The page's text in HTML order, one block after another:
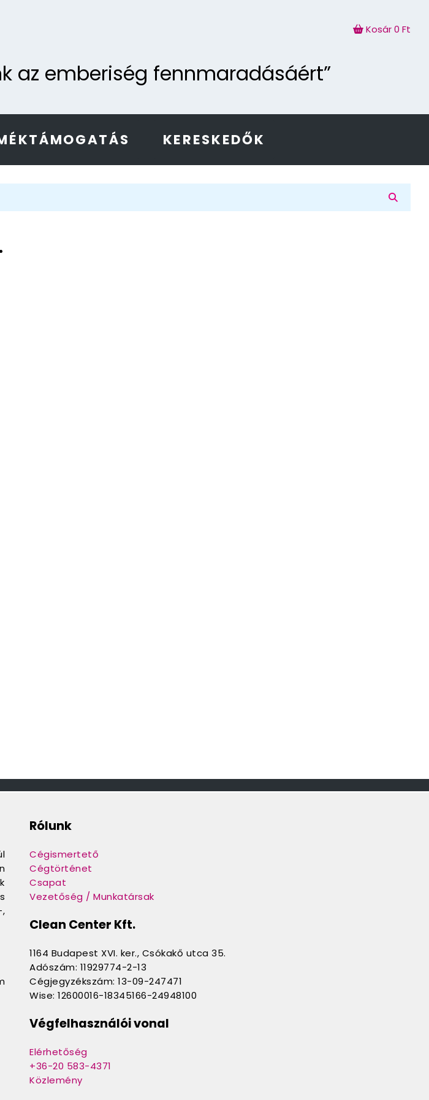
Kosár0 Ft
az emberiség fennmaradásáért”
KERESKEDŐK
Rólunk
Cégismertető
Cégtörténet
Csapat
Vezetőség / Munkatársak
Clean Center Kft.
1164 Budapest XVI. ker., Csókakő utca 35.
Adószám: 11929774-2-13
Cégjegyzékszám: 13-09-247471
Wise: 12600016-18345166-24948100
Végfelhasználói vonal
Elérhetőség
+36-20 583-4371
Közlemény